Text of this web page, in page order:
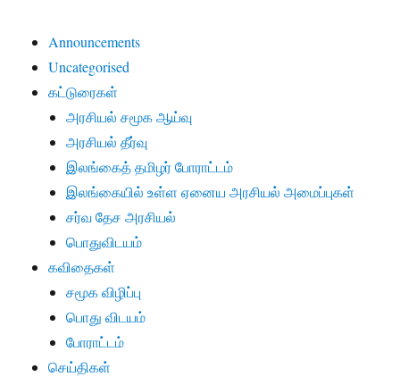
Announcements
Uncategorised
கட்டுரைகள்
அரசியல் சமூக ஆய்வு
அரசியல் தீர்வு
இலங்கைத் தமிழர் போராட்டம்
இலங்கையில் உள்ள ஏனைய அரசியல் அமைப்புகள்
சர்வ தேச அரசியல்
பொதுவிடயம்
கவிதைகள்
சமூக விழிப்பு
பொது விடயம்
போராட்டம்
செய்திகள்